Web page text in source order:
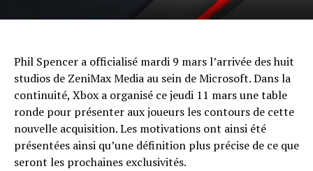
Phil Spencer a officialisé mardi 9 mars l’arrivée des huit
studios de ZeniMax Media au sein de Microsoft. Dans la
continuité, Xbox a organisé ce jeudi 11 mars une table
ronde pour présenter aux joueurs les contours de cette
nouvelle acquisition. Les motivations ont ainsi été
présentées ainsi qu’une définition plus précise de ce que
seront les prochaines exclusivités.